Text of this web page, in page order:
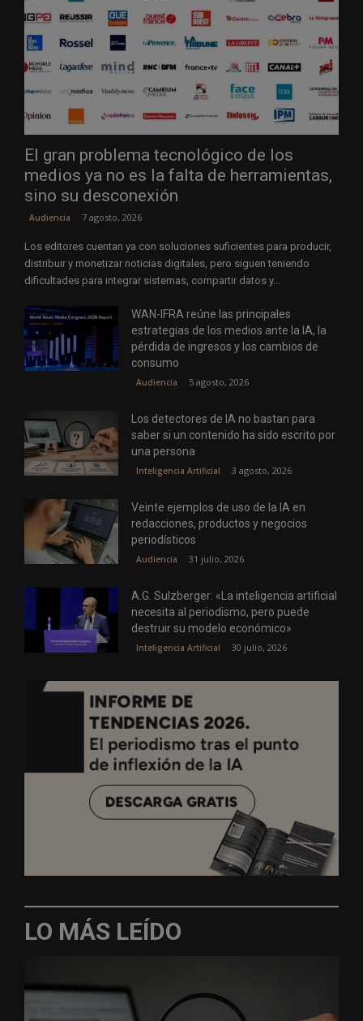
El gran problema tecnológico de los
medios ya no es la falta de herramientas,
sino su desconexión
Audiencia 7 agosto, 2026
Los editores cuentan ya con soluciones suficientes para producir,
distribuir y monetizar noticias digitales, pero siguen teniendo
dificultades para integrar sistemas, compartir datos y...
WAN-IFRA reúne las principales
estrategias de los medios ante la IA, la
pérdida de ingresos y los cambios de
consumo
Audiencia 5 agosto, 2026
Los detectores de IA no bastan para
saber si un contenido ha sido escrito por
una persona
Inteligencia Artificial 3 agosto, 2026
Veinte ejemplos de uso de la IA en
redacciones, productos y negocios
periodísticos
Audiencia 31 julio, 2026
A.G. Sulzberger: «La inteligencia artificial
necesita al periodismo, pero puede
destruir su modelo económico»
Inteligencia Artificial 30 julio, 2026
LO MÁS LEÍDO